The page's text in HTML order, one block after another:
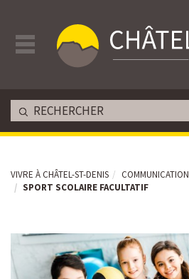
VIVRE À CHÂTEL-ST-DENIS COMMUNICATION
SPORT SCOLAIRE FACULTATIF